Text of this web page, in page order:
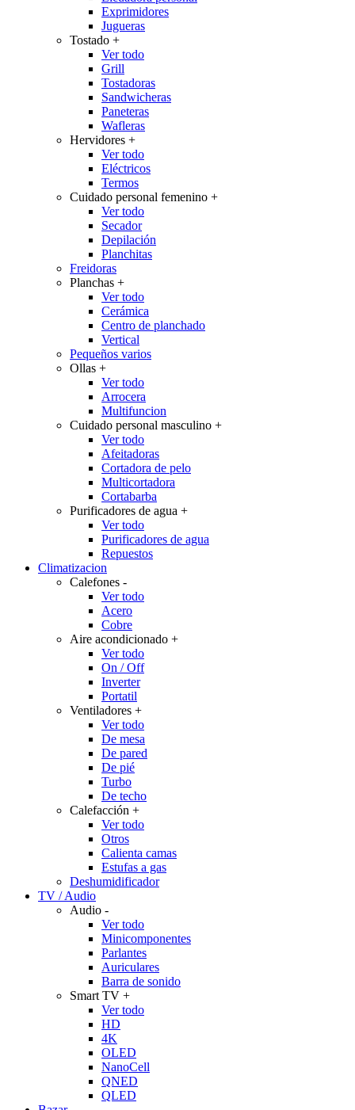
Exprimidores
Jugueras
Tostado +
Ver todo
Grill
Tostadoras
Sandwicheras
Paneteras
Wafleras
Hervidores +
Ver todo
Eléctricos
Termos
Cuidado personal femenino +
Ver todo
Secador
Depilación
Planchitas
Freidoras
Planchas +
Ver todo
Cerámica
Centro de planchado
Vertical
Pequeños varios
Ollas +
Ver todo
Arrocera
Multifuncion
Cuidado personal masculino +
Ver todo
Afeitadoras
Cortadora de pelo
Multicortadora
Cortabarba
Purificadores de agua +
Ver todo
Purificadores de agua
Repuestos
Climatizacion
Calefones -
Ver todo
Acero
Cobre
Aire acondicionado +
Ver todo
On / Off
Inverter
Portatil
Ventiladores +
Ver todo
De mesa
De pared
De pié
Turbo
De techo
Calefacción +
Ver todo
Otros
Calienta camas
Estufas a gas
Deshumidificador
TV / Audio
Audio -
Ver todo
Minicomponentes
Parlantes
Auriculares
Barra de sonido
Smart TV +
Ver todo
HD
4K
OLED
NanoCell
QNED
QLED